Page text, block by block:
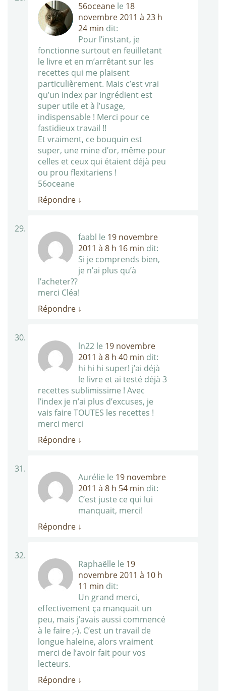
56oceane le 18
novembre 2011 à 23 h
24 min dit:
Pour l’instant, je
fonctionne surtout en feuilletant
le livre et en m’arrêtant sur les
recettes qui me plaisent
particulièrement. Mais c’est vrai
qu’un index par ingrédient est
super utile et à l’usage,
indispensable ! Merci pour ce
fastidieux travail !!
Et vraiment, ce bouquin est
super, une mine d’or, même pour
celles et ceux qui étaient déjà peu
ou prou flexitariens !
56oceane
Répondre ↓
faabl le 19 novembre
2011 à 8 h 16 min dit:
Si je comprends bien,
je n’ai plus qu’à
l’acheter??
merci Cléa!
Répondre ↓
ln22 le 19 novembre
2011 à 8 h 40 min dit:
hi hi hi super! j’ai déjà
le livre et ai testé déjà 3
recettes sublimissime ! Avec
l’index je n’ai plus d’excuses, je
vais faire TOUTES les recettes !
merci merci
Répondre ↓
Aurélie le 19 novembre
2011 à 8 h 54 min dit:
C’est juste ce qui lui
manquait, merci!
Répondre ↓
Raphaëlle le 19
novembre 2011 à 10 h
11 min dit:
Un grand merci,
effectivement ça manquait un
peu, mais j’avais aussi commencé
à le faire ;-). C’est un travail de
longue haleine, alors vraiment
merci de l’avoir fait pour vos
lecteurs.
Répondre ↓